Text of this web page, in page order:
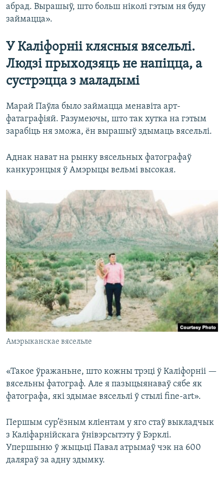
абрад. Вырашыў, што больш ніколі гэтым ня буду
займацца».
У Каліфорніі клясныя вясельлі.
Людзі прыходзяць не напіцца, а
сустрэцца з маладымі
Марай Паўла было займацца менавіта арт-
фатаграфіяй. Разумеючы, што так хутка на гэтым
зарабіць ня зможа, ён вырашыў здымаць вясельлі.
Аднак нават на рынку вясельных фатографаў
канкурэнцыя ў Амэрыцы вельмі высокая.
Амэрыканскае вясельле
«Такое ўражаньне, што кожны трэці ў Каліфорніі —
вясельны фатограф. Але я пазыцыянаваў сябе як
фатографа, які здымае вясельлі ў стылі fine-art».
Першым сур’ёзным кліентам у яго стаў выкладчык
з Каліфарнійскага ўнівэрсытэту ў Бэрклі.
Упершыню ў жыцьці Павал атрымаў чэк на 600
даляраў за адну здымку.